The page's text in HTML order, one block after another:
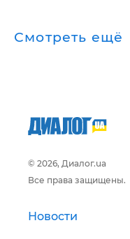
Смотреть ещё
© 2026, Диалог.ua
Все права защищены.
Новости